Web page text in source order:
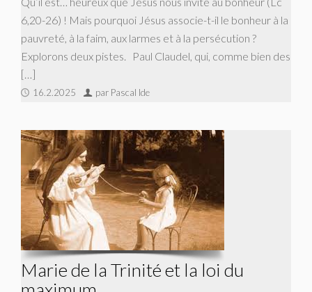
6,20-26) ! Mais pourquoi Jésus associe-t-il le bonheur à la
pauvreté, à la faim, aux larmes et à la persécution ?
Explorons deux pistes. Paul Claudel, qui, comme bien des
[…]
16.2.2025 par Pascal Ide
Marie de la Trinité et la loi du